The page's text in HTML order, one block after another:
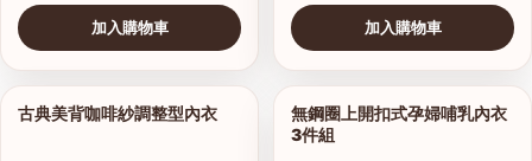
加入購物車
1/19
查看圖片
古典美背咖啡紗調整型內衣
加入購物車
1/3
查看圖片
無鋼圈上開扣式孕婦哺乳內衣
3件組